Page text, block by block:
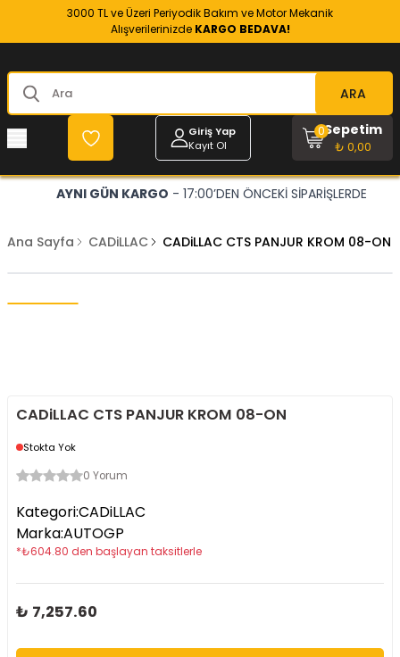
3000 TL ve Üzeri Periyodik Bakım ve Motor Mekanik
Alışverilerinizde KARGO BEDAVA!
ARA
Giriş Yap
Kayıt Ol
Sepetim
₺ 0,00
0
AYNI GÜN KARGO - 17:00’DEN ÖNCEKİ SİPARİŞLERDE
Ana Sayfa CADiLLAC CADiLLAC CTS PANJUR KROM 08-ON
CADiLLAC CTS PANJUR KROM 08-ON
Stokta Yok
0 Yorum
Kategori:CADiLLAC
Marka:AUTOGP
*₺604.80 den başlayan taksitlerle
₺ 7,257.60